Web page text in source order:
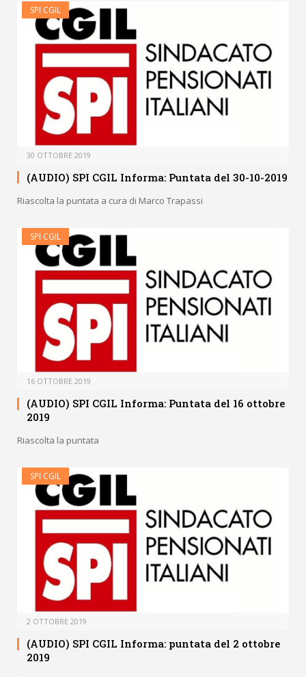
SPI CGIL
30 OTTOBRE 2019
(AUDIO) SPI CGIL Informa: Puntata del 30-10-2019
Riascolta la puntata a cura di Marco Trapassi
SPI CGIL
16 OTTOBRE 2019
(AUDIO) SPI CGIL Informa: Puntata del 16 ottobre
2019
Riascolta la puntata
SPI CGIL
2 OTTOBRE 2019
(AUDIO) SPI CGIL Informa: puntata del 2 ottobre
2019